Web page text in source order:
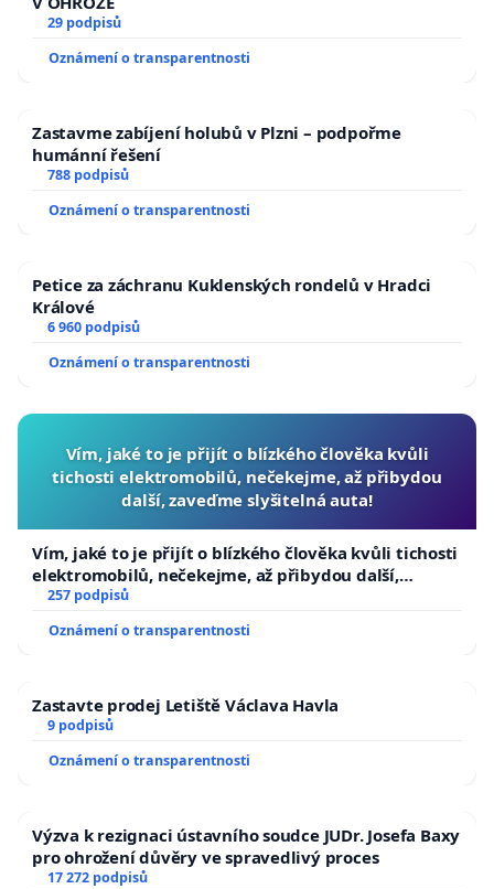
29 podpisů
Oznámení o transparentnosti
Zastavme zabíjení holubů v Plzni – podpořme
humánní řešení
788 podpisů
Oznámení o transparentnosti
Petice za záchranu Kuklenských rondelů v Hradci
Králové
6 960 podpisů
Oznámení o transparentnosti
Vím, jaké to je přijít o blízkého člověka kvůli
tichosti elektromobilů, nečekejme, až přibydou
další, zaveďme slyšitelná auta!
Vím, jaké to je přijít o blízkého člověka kvůli tichosti
elektromobilů, nečekejme, až přibydou další,
zaveďme slyšitelná auta!
257 podpisů
Oznámení o transparentnosti
Zastavte prodej Letiště Václava Havla
9 podpisů
Oznámení o transparentnosti
Výzva k rezignaci ústavního soudce JUDr. Josefa Baxy
pro ohrožení důvěry ve spravedlivý proces
17 272 podpisů